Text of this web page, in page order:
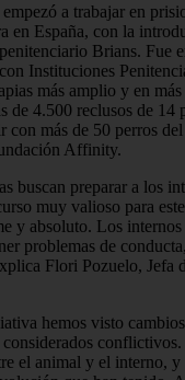
a trabajar en
en España, con la
Brians. Fue
Instituciones
más amplio y en
de 4.500 reclusos de 14
más de 50 perros
Affinity.
buscan preparar a los
muy valioso para
y absoluto. Los
problemas de
Flori Pozuelo, Jefa
hemos visto
considerados
el animal y el interno, y